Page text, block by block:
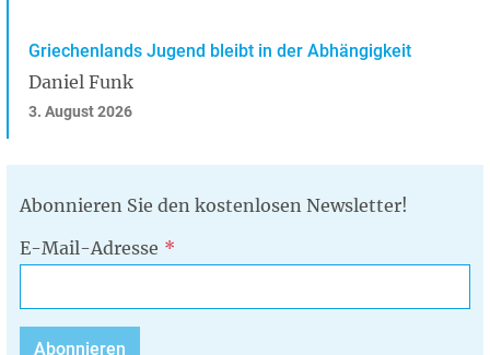
Griechenlands Jugend bleibt in der Abhängigkeit
Daniel Funk
3. August 2026
Abonnieren Sie den kostenlosen Newsletter!
E-Mail-Adresse